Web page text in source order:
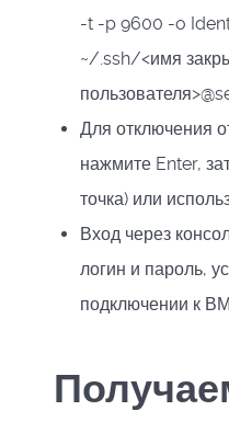
-t -p 9600 -o
~/.ssh/<имя
Для отключения
нажмите Enter,
точка) или
Вход через
логин и пароль,
подключении к